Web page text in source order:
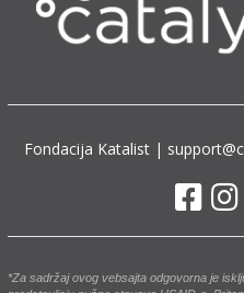
Fondacija Katalist |
*Za sadržaj ovog vebsajta odgovorna je